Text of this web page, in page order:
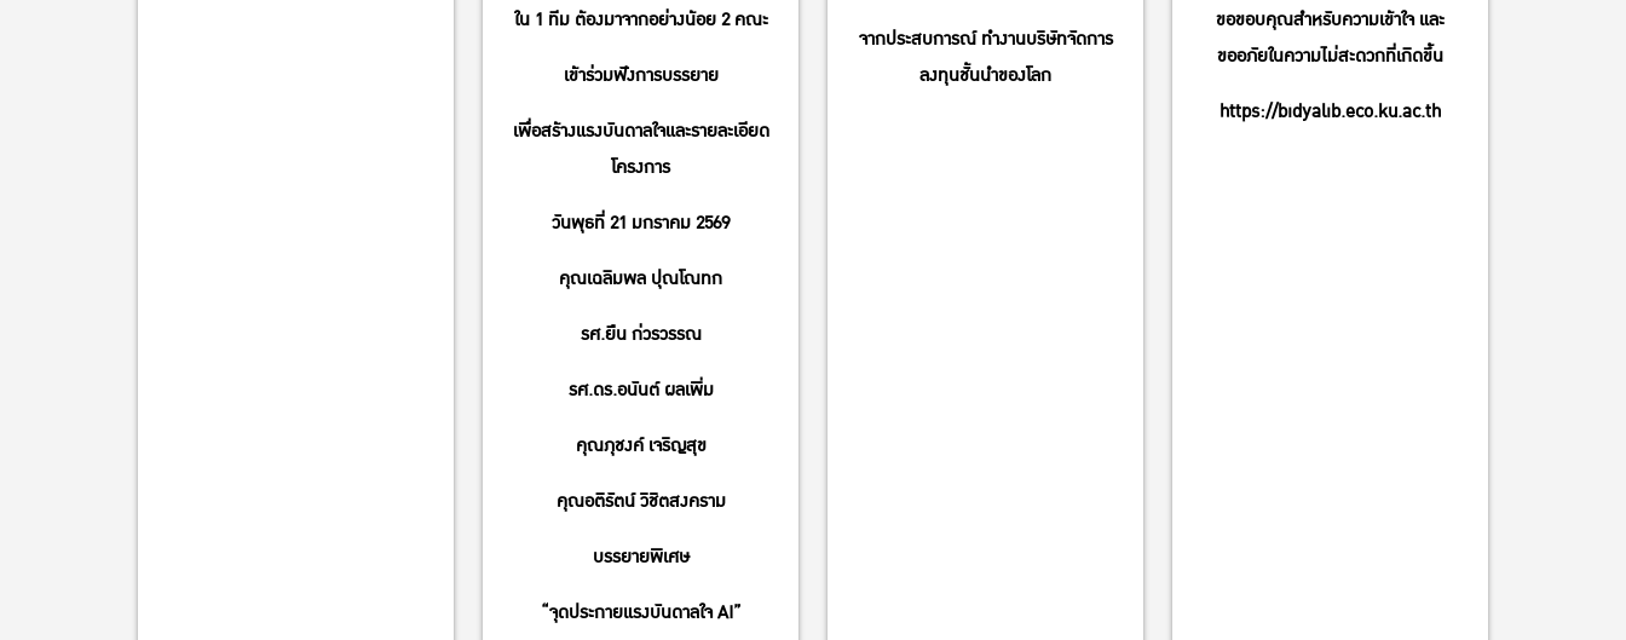
ใน 1 ทีม ต้องมาจากอย่างน้อย 2 คณะ
เข้าร่วมฟังการบรรยาย
เพื่อสร้างแรงบันดาลใจและรายละเอียด
โครงการ
วันพุธที่ 21 มกราคม 2569
คุณเฉลิมพล ปุณโณทก
รศ.ยืน ก่วรวรรณ
รศ.ดร.อนันต์ ผลเพิ่ม
คุณภุชงค์ เจริญสุข
คุณอติรัตน์ วิชิตสงคราม
บรรยายพิเศษ
“จุดประกายแรงบันดาลใจ AI”
จากประสบการณ์ ทำงานบริษัทจัดการ
ลงทุนชั้นนำของโลก
ขอขอบคุณสำหรับความเข้าใจ และ
ขออภัยในความไม่สะดวกที่เกิดขึ้น
https://bidyalib.eco.ku.ac.th